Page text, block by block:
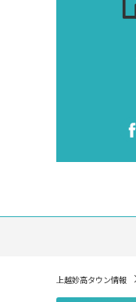
上越妙高タウン情報